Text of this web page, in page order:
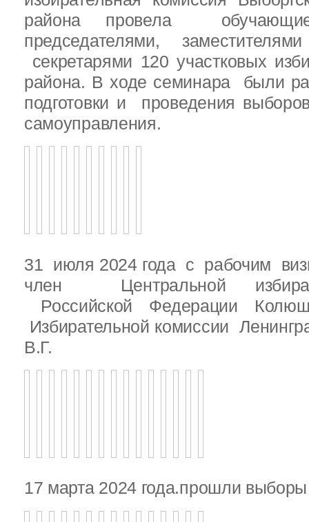
района провела
председателями,
секретарями 120 участковых
района. В ходе семинара были
подготовки и проведения
самоуправления.
31 июля 2024 года с рабочим
член Центральной
Российской Федерации
Избирательной комиссии
В.Г.
17 марта 2024 года.прошли